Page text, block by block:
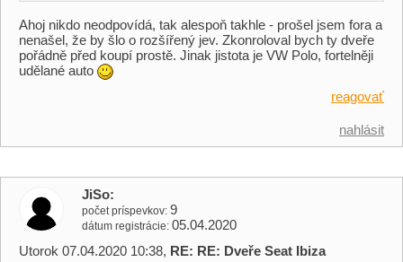
Ahoj nikdo neodpovídá, tak alespoň takhle - prošel jsem fora a
nenašel, že by šlo o rozšířený jev. Zkonroloval bych ty dveře
pořádně před koupí prostě. Jinak jistota je VW Polo, fortelněji
udělané auto
reagovať
nahlásit
JiSo
počet príspevkov 9
dátum registrácie 05.04.2020
Utorok 07.04.2020 10:38, RE: RE: Dveře Seat Ibiza